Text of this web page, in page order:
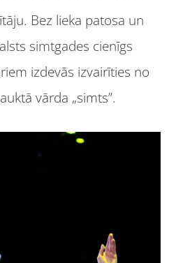
Bez lieka patosa un
simtgades cienīgs
izdevās izvairīties no
vārda „simts”.